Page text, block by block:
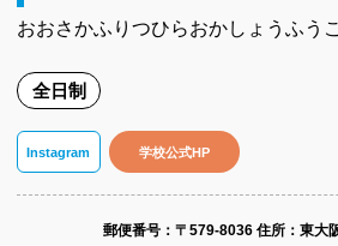
おおさかふりつひらおかしょうふう
全日制
Instagram 学校公式HP
郵便番号​：〒579-8036 住所：東大